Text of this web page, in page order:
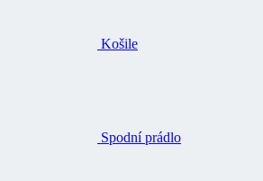
Košile
Spodní prádlo